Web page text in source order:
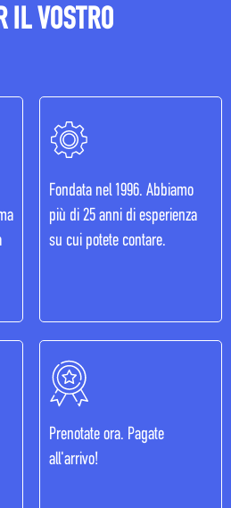
IL VOSTRO
Fondata nel 1996. Abbiamo
più di 25 anni di esperienza
su cui potete contare.
Prenotate ora. Pagate
all'arrivo!